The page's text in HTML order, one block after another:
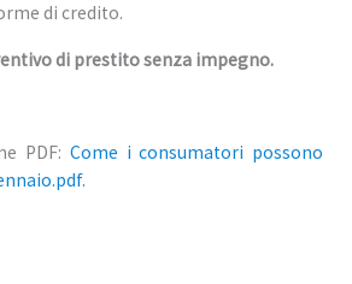
di credito.
di prestito senza impegno.
PDF: Come i consumatori possono